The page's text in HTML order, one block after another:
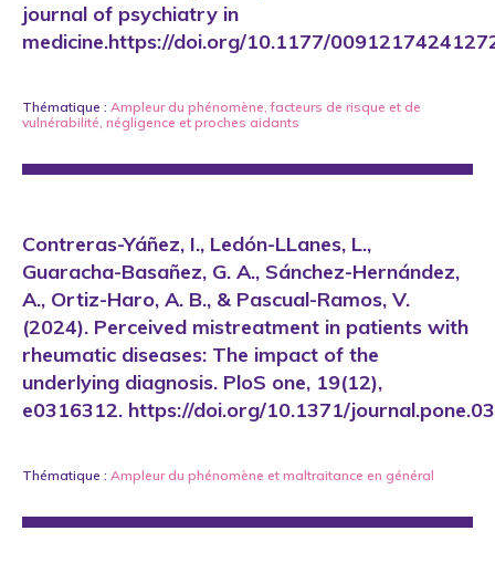
journal of psychiatry in
medicine.https://doi.org/10.1177/
Thématique : Ampleur du phénomène,facteurs de risque et de
vulnérabilité, négligence et proches aidants
Contreras-Yáñez, I., Ledón-LLanes, L.,
Guaracha-Basañez, G. A., Sánchez-Hernández,
A., Ortiz-Haro, A. B., & Pascual-Ramos, V.
(2024). Perceived mistreatment in patients with
rheumatic diseases: The impact of the
underlying diagnosis. PloS one, 19(12),
e0316312. https://doi.org/10.1371/
Thématique : Ampleur du phénomène et maltraitance en général